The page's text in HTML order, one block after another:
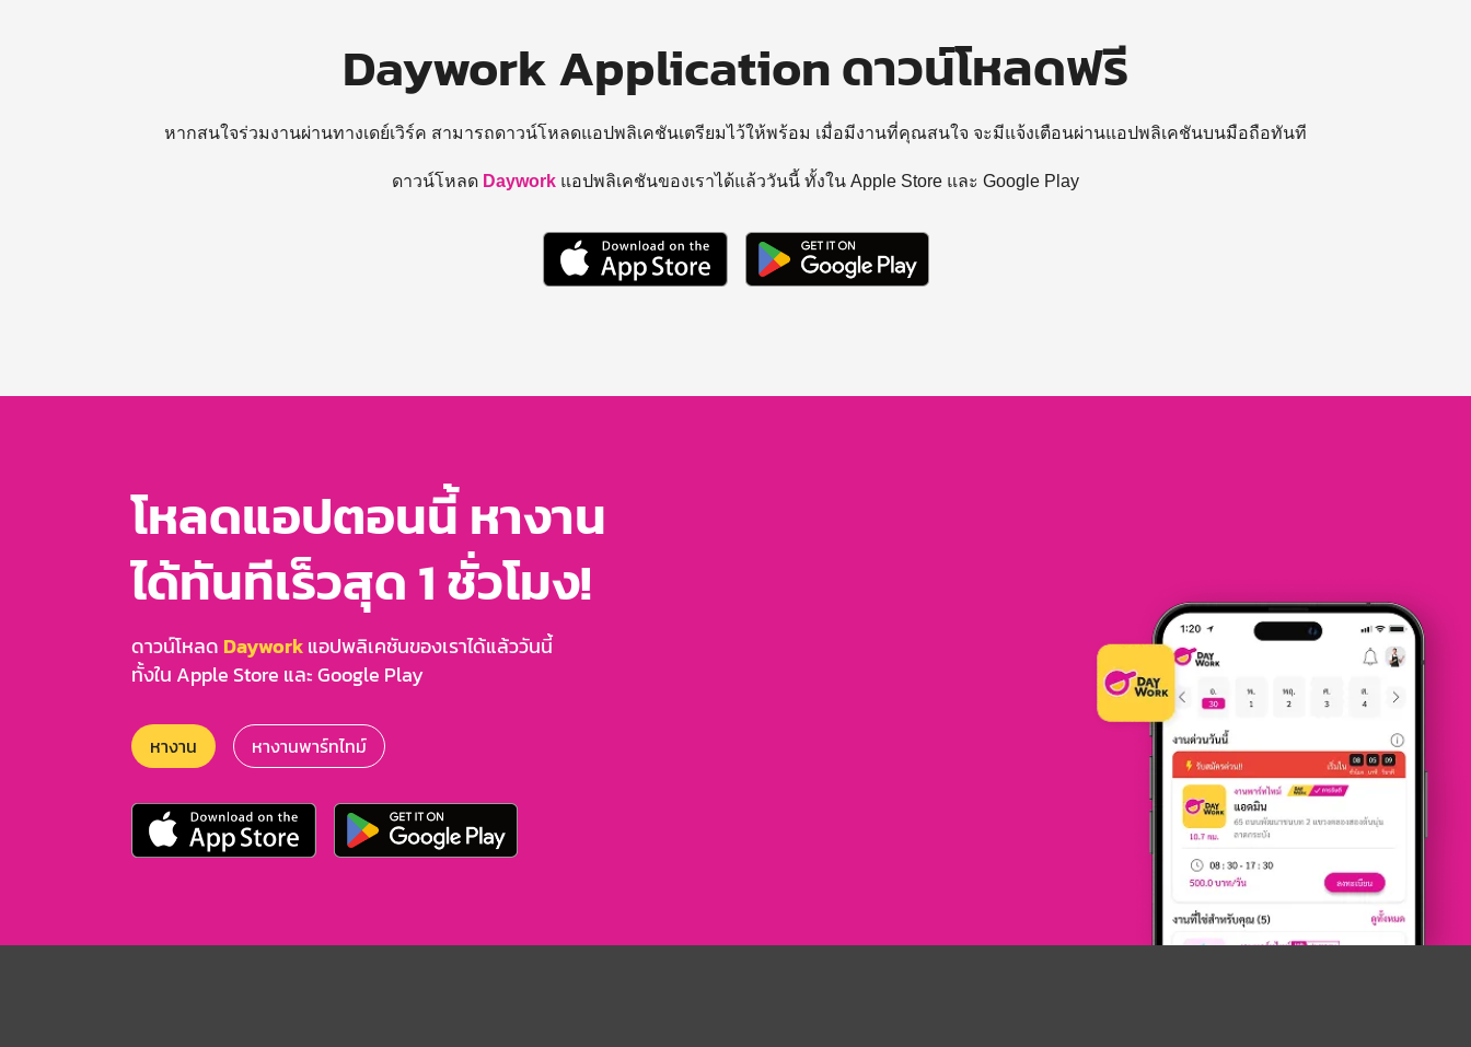
Daywork Application ดาวน์โหลดฟรี
หากสนใจร่วมงานผ่านทางเดย์เวิร์ค สามารถดาวน์โหลดแอปพลิเคชันเตรียมไว้ให้พร้อม เมื่อมีงานที่คุณสนใจ จะมีแจ้งเตือนผ่านแอปพลิเคชันบนมือถือทันที
ดาวน์โหลด Daywork แอปพลิเคชันของเราได้แล้ววันนี้ ทั้งใน Apple Store และ Google Play
โหลดแอปตอนนี้ หางาน
ได้ทันทีเร็วสุด 1 ชั่วโมง!
ดาวน์โหลด Dayworkแอปพลิเคชันของเราได้แล้ววันนี้
ทั้งใน Apple Store และ Google Play
หางาน หางานพาร์ทไทม์